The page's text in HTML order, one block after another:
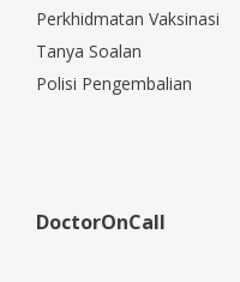
Perkhidmatan Vaksinasi
Tanya Soalan
Polisi Pengembalian
DoctorOnCall